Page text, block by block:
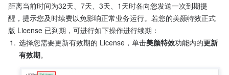
距离当前时间为32天、7天、3天、1天时各向您发送一次到期提
醒，提示您及时续费以免影响正常业务运行。若您的美颜特效正式
版 License 已到期，可进行如下操作进行续期：
1. 选择您需要更新有效期的 License，单击美颜特效功能内的更新
有效期。